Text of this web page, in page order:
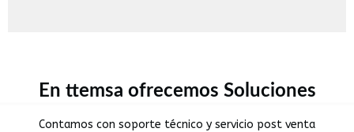
En ttemsa ofrecemos Soluciones
Contamos con soporte técnico y servicio post venta